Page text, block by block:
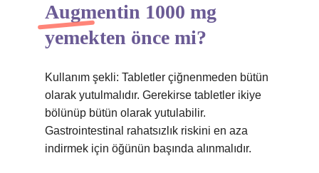
Augmentin 1000 mg
yemekten önce mi?
Kullanım şekli: Tabletler çiğnenmeden bütün
olarak yutulmalıdır. Gerekirse tabletler ikiye
bölünüp bütün olarak yutulabilir.
Gastrointestinal rahatsızlık riskini en aza
indirmek için öğünün başında alınmalıdır.